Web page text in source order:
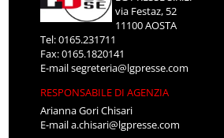
via Festaz, 52
11100 AOSTA
Tel: 0165.231711
Fax: 0165.1820141
E-mailsegreteria@lgpresse.com
RESPONSABILE DI AGENZIA
Arianna Gori Chisari
E-maila.chisari@lgpresse.com